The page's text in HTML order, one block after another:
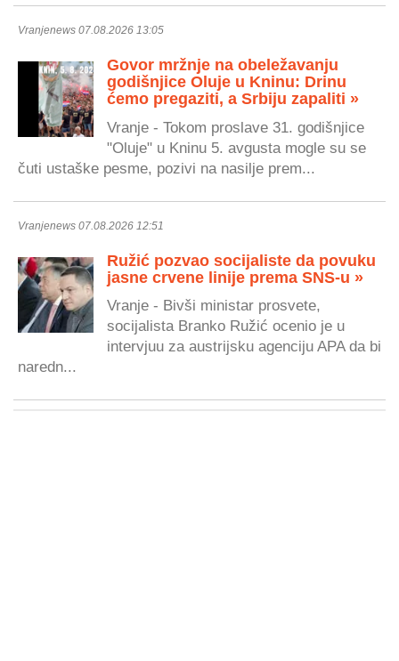
Vranjenews 07.08.2026 13:05
Govor mržnje na obeležavanju
godišnjice Oluje u Kninu: Drinu
ćemo pregaziti, a Srbiju zapaliti »
Vranje - Tokom proslave 31. godišnjice
"Oluje" u Kninu 5. avgusta mogle su se
čuti ustaške pesme, pozivi na nasilje prem...
Vranjenews 07.08.2026 12:51
Ružić pozvao socijaliste da povuku
jasne crvene linije prema SNS-u »
Vranje - Bivši ministar prosvete,
socijalista Branko Ružić ocenio je u
intervjuu za austrijsku agenciju APA da bi
naredn...